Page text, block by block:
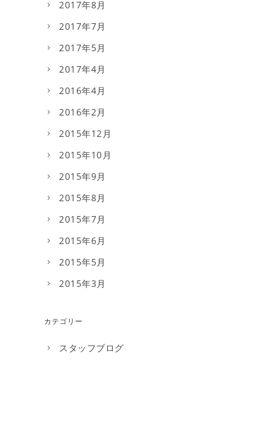
2017年8月
2017年7月
2017年5月
2017年4月
2016年4月
2016年2月
2015年12月
2015年10月
2015年9月
2015年8月
2015年7月
2015年6月
2015年5月
2015年3月
カテゴリー
スタッフブログ